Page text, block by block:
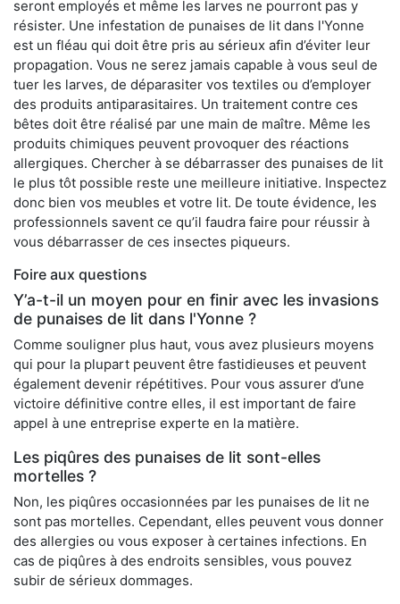
seront employés et même les larves ne pourront pas y
résister. Une infestation de punaises de lit dans l'Yonne
est un fléau qui doit être pris au sérieux afin d’éviter leur
propagation. Vous ne serez jamais capable à vous seul de
tuer les larves, de déparasiter vos textiles ou d’employer
des produits antiparasitaires. Un traitement contre ces
bêtes doit être réalisé par une main de maître. Même les
produits chimiques peuvent provoquer des réactions
allergiques. Chercher à se débarrasser des punaises de lit
le plus tôt possible reste une meilleure initiative. Inspectez
donc bien vos meubles et votre lit. De toute évidence, les
professionnels savent ce qu’il faudra faire pour réussir à
vous débarrasser de ces insectes piqueurs.
Foire aux questions
Y’a-t-il un moyen pour en finir avec les invasions
de punaises de lit dans l'Yonne ?
Comme souligner plus haut, vous avez plusieurs moyens
qui pour la plupart peuvent être fastidieuses et peuvent
également devenir répétitives. Pour vous assurer d’une
victoire définitive contre elles, il est important de faire
appel à une entreprise experte en la matière.
Les piqûres des punaises de lit sont-elles
mortelles ?
Non, les piqûres occasionnées par les punaises de lit ne
sont pas mortelles. Cependant, elles peuvent vous donner
des allergies ou vous exposer à certaines infections. En
cas de piqûres à des endroits sensibles, vous pouvez
subir de sérieux dommages.